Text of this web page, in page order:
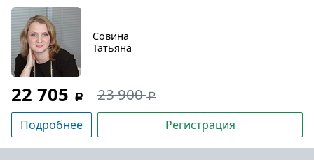
Совина
Татьяна
22 705 23 900
Подробнее Регистрация